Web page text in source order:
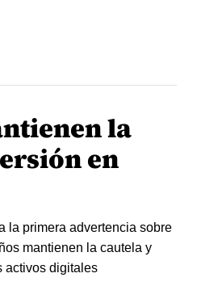
la
en
la primera advertencia sobre
mantienen la cautela y
activos digitales